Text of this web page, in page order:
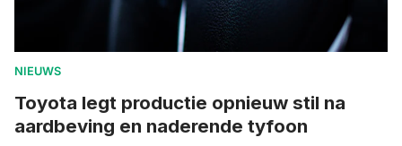
NIEUWS
Toyota legt productie opnieuw stil na
aardbeving en naderende tyfoon